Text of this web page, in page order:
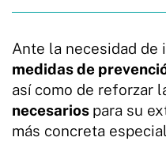
Ante la necesidad de
medidas de
así como de reforzar
necesarios para su
más concreta